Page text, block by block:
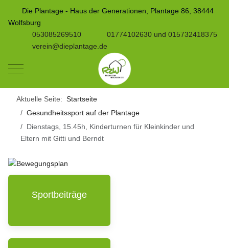
Die Plantage - Haus der Generationen, Plantage 86, 38444
Wolfsburg
053085269510
01774102630 und 015732418375
verein@dieplantage.de
Mobile Menu Toggle
Aktuelle Seite:Startseite
Gesundheitssport auf der Plantage
Dienstags, 15.45h, Kinderturnen für Kleinkinder und
Eltern mit Gitti und Berndt
Sportbeiträge